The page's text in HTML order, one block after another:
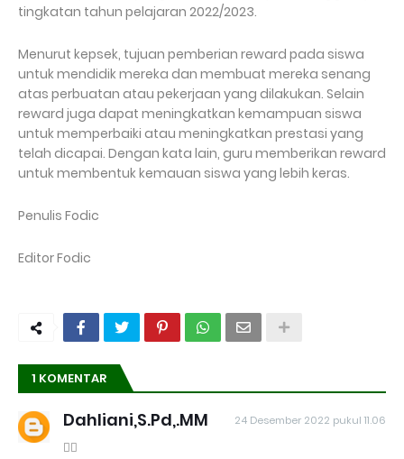
tingkatan tahun pelajaran 2022/2023.
Menurut kepsek, tujuan pemberian reward pada siswa
untuk mendidik mereka dan membuat mereka senang
atas perbuatan atau pekerjaan yang dilakukan. Selain
reward juga dapat meningkatkan kemampuan siswa
untuk memperbaiki atau meningkatkan prestasi yang
telah dicapai. Dengan kata lain, guru memberikan reward
untuk membentuk kemauan siswa yang lebih keras.
Penulis Fodic
Editor Fodic
1 KOMENTAR
Dahliani,S.Pd,.MM 24 Desember 2022 pukul 11.06
👍🏿